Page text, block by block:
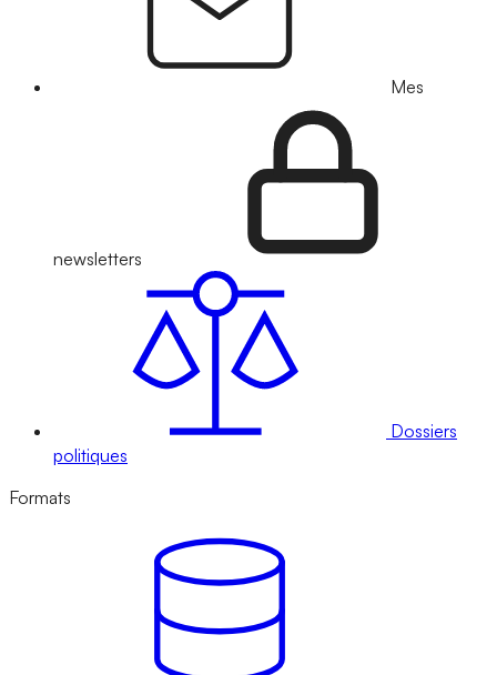
Mes
newsletters
Dossiers
politiques
Formats